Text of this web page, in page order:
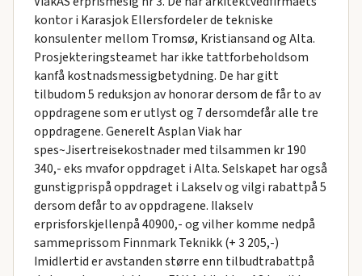
kontor i Karasjok Ellersfordeler de tekniske
konsulenter mellom Tromsø, Kristiansand og Alta.
Prosjekteringsteamet har ikke tattforbeholdsom
kanfå kostnadsmessigbetydning. De har gitt
tilbudom 5 reduksjon av honorar dersom de får to av
oppdragene som er utlyst og 7 dersomdefår alle tre
oppdragene. Generelt Asplan Viak har
spes~Jisertreisekostnader med tilsammen kr 190
340,- eks mvafor oppdraget i Alta. Selskapet har også
gunstigprispå oppdraget i Lakselv og vilgi rabattpå 5
dersom defår to av oppdragene. Ilakselv
erprisforskjellenpå 40900,- og vilher komme nedpå
sammeprissom Finnmark Teknikk (+ 3 205,-)
Imidlertid er avstanden større enn tilbudtrabattpå